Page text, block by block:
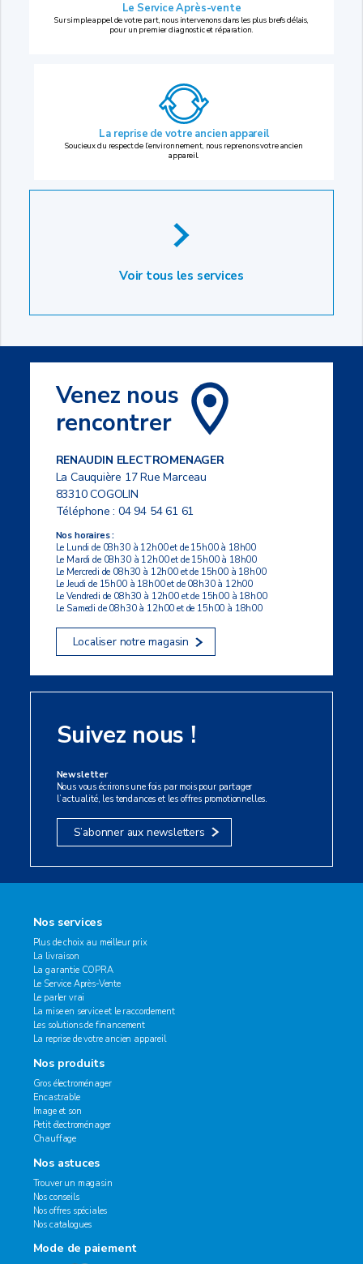
Le Service Après-vente
Sur simple appel de votre part, nous intervenons dans les plus brefs délais,
pour un premier diagnostic et réparation.
La reprise de votre ancien appareil
Soucieux du respect de l’environnement, nous reprenons votre ancien
appareil.
Voir tous les services
Venez nous
rencontrer
RENAUDIN ELECTROMENAGER
La Cauquière 17 Rue Marceau
83310 COGOLIN
Téléphone :04 94 54 61 61
Nos horaires :
Le Lundi de 08h30 à 12h00 et de 15h00 à 18h00
Le Mardi de 08h30 à 12h00 et de 15h00 à 18h00
Le Mercredi de 08h30 à 12h00 et de 15h00 à 18h00
Le Jeudi de 15h00 à 18h00 et de 08h30 à 12h00
Le Vendredi de 08h30 à 12h00 et de 15h00 à 18h00
Le Samedi de 08h30 à 12h00 et de 15h00 à 18h00
Localiser notre magasin
Suivez nous !
Newsletter
Nous vous écrirons une fois par mois pour partager
l’actualité, les tendances et les offres promotionnelles.
S’abonner aux newsletters
Nos services
Plus de choix au meilleur prix
La livraison
La garantie COPRA
Le Service Après-Vente
Le parler vrai
La mise en service et le raccordement
Les solutions de financement
La reprise de votre ancien appareil
Nos produits
Gros électroménager
Encastrable
Image et son
Petit électroménager
Chauffage
Nos astuces
Trouver un magasin
Nos conseils
Nos offres spéciales
Nos catalogues
Mode de paiement